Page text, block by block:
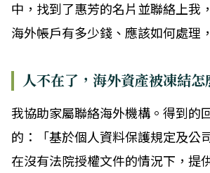
中，找到了惠芳的名片並聯絡上我
海外帳戶有多少錢、應該如何處理
人不在了，海外資產被凍結怎
我協助家屬聯絡海外機構。得到的
的：「基於個人資料保護規定及公
在沒有法院授權文件的情況下，提